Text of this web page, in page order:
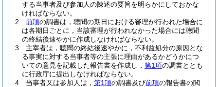
する当事者及び参加人の陳述の要旨を明らかにしておかな
ければならない。
2
前項の調書は，聴聞の期日における審理が行われた場合に
は各期日ごとに，当該審理が行われなかった場合には聴聞
の終結後速やかに作成しなければならない。
3
主宰者は，聴聞の終結後速やかに，不利益処分の原因とな
る事実に対する当事者等の主張に理由があるかどうかにつ
いての意見を記載した報告書を作成し， 第1項の調書ととも
に行政庁に提出しなければならない。
4
当事者又は参加人は， 第1項の調書及び前項の報告書の閲